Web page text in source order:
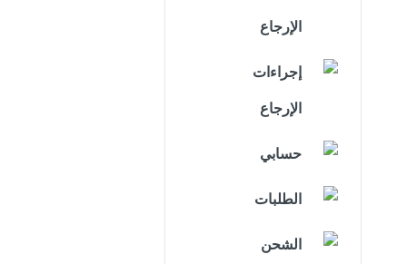
الإرجاع
إجراءات
الإرجاع
حسابي
الطلبات
الشحن